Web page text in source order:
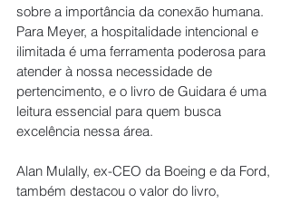
sobre a importância da conexão humana.
Para Meyer, a hospitalidade intencional e
ilimitada é uma ferramenta poderosa para
atender à nossa necessidade de
pertencimento, e o livro de Guidara é uma
leitura essencial para quem busca
excelência nessa área.
Alan Mulally, ex-CEO da Boeing e da Ford,
também destacou o valor do livro,